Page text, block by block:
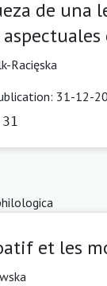
de una
Racięska
31-12-
et les